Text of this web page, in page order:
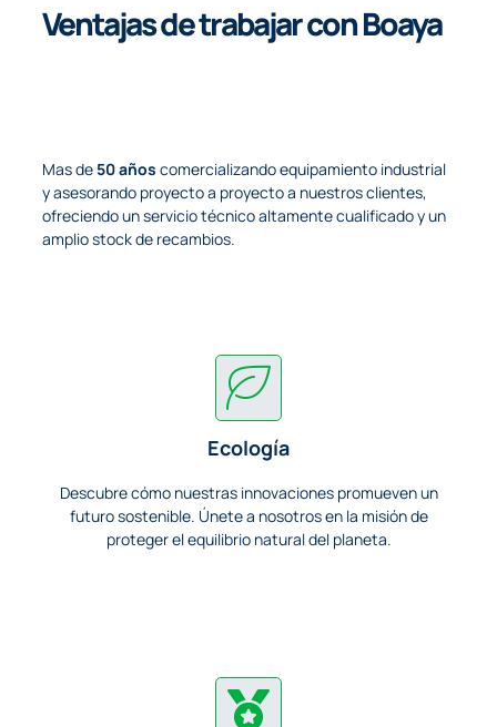
Ventajas de trabajar con Boaya
Mas de 50 años comercializando equipamiento industrial
y asesorando proyecto a proyecto a nuestros clientes,
ofreciendo un servicio técnico altamente cualificado y un
amplio stock de recambios.
Ecología
Descubre cómo nuestras innovaciones promueven un
futuro sostenible. Únete a nosotros en la misión de
proteger el equilibrio natural del planeta.